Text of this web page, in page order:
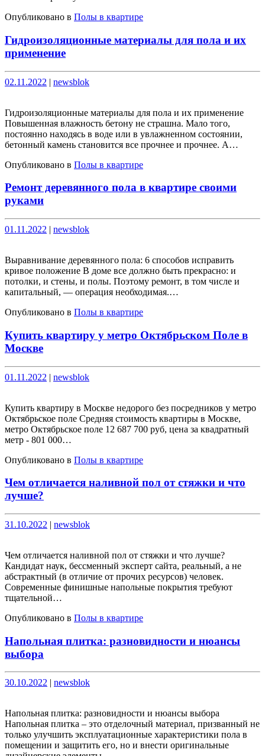
Опубликовано в Полы в квартире
Гидроизоляционные материалы для пола и их
применение
Опубликовано
02.11.2022 | Опубликовано
newsblok
Гидроизоляционные материалы для пола и их применение
Повышенная влажность бетону не страшна. Мало того,
постоянно находясь в воде или в увлажненном состоянии,
бетонный камень становится все прочнее и прочнее. А…
Опубликовано в Полы в квартире
Ремонт деревянного пола в квартире своими
руками
Опубликовано
01.11.2022 | Опубликовано
newsblok
Выравнивание деревянного пола: 6 способов исправить
кривое положение В доме все должно быть прекрасно: и
потолки, и стены, и полы. Поэтому ремонт, в том числе и
капитальный, — операция необходимая.…
Опубликовано в Полы в квартире
Купить квартиру у метро Октябрьском Поле в
Москве
Опубликовано
01.11.2022 | Опубликовано
newsblok
Купить квартиру в Москве недорого без посредников у метро
Октябрьское поле Средняя стоимость квартиры в Москве,
метро Октябрьское поле 12 687 700 руб, цена за квадратный
метр - 801 000…
Опубликовано в Полы в квартире
Чем отличается наливной пол от стяжки и что
лучше?
Опубликовано
31.10.2022 | Опубликовано
newsblok
Чем отличается наливной пол от стяжки и что лучше?
Кандидат наук, бессменный эксперт сайта, реальный, а не
абстрактный (в отличие от прочих ресурсов) человек.
Современные финишные напольные покрытия требуют
тщательной…
Опубликовано в Полы в квартире
Напольная плитка: разновидности и нюансы
выбора
Опубликовано
30.10.2022 Опубликовано
newsblok
Напольная плитка: разновидности и нюансы выбора
Напольная плитка – это отделочный материал, призванный не
только улучшить эксплуатационные характеристики пола в
помещении и защитить его, но и внести оригинальные